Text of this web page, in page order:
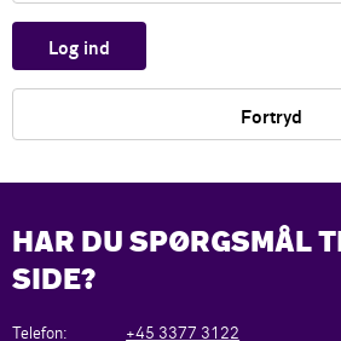
Log ind
Fortryd
HAR DU SPØRGSMÅL
SIDE?
Telefon: +45 3377 3122